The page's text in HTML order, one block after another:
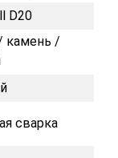
D20
камень /
сварка